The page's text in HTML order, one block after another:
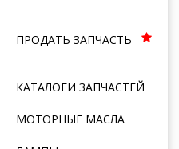
ПРОДАТЬ ЗАПЧАСТЬ
КАТАЛОГИ ЗАПЧАСТЕЙ
МОТОРНЫЕ МАСЛА